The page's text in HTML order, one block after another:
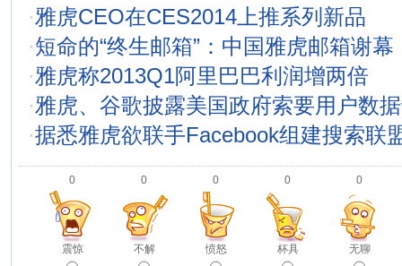
·雅虎CEO在CES2014上推系列新品
·短命的“终生邮箱”：中国雅虎邮箱谢幕
·雅虎称2013Q1阿里巴巴利润增两倍
·雅虎、谷歌披露美国政府索要用户数
·据悉雅虎欲联手Facebook组建搜索联
0
震惊
0
不解
0
愤怒
0
杯具
0
无聊